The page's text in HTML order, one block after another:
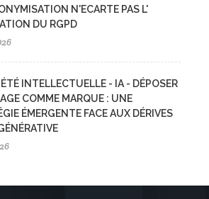
N'ECARTE PAS L'
DU RGPD
INTELLECTUELLE - IA - DÉPOSER
COMME MARQUE : UNE
ÉMERGENTE FACE AUX DÉRIVES